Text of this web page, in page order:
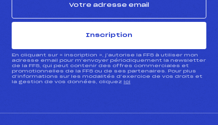
Inscription
En cliquant sur « inscription », j’autorise la FFS à utiliser mon
adresse email pour m’envoyer périodiquement la newsletter
de la FFS, qui peut contenir des offres commerciales et
promotionnelles de la FFS ou de ses partenaires. Pour plus
d’informations sur les modalités d’exercice de vos droits et
la gestion de vos données, cliquez ici